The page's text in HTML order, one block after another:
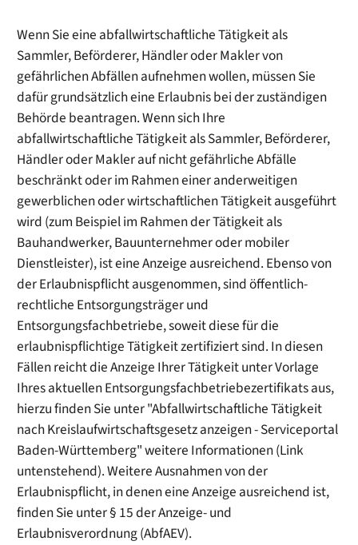
Wenn Sie eine abfallwirtschaftliche Tätigkeit als
Sammler, Beförderer, Händler oder Makler von
gefährlichen Abfällenaufnehmen wollen, müssen Sie
dafür grundsätzlich eine Erlaubnis bei der zuständigen
Behörde beantragen. Wenn sich Ihre
abfallwirtschaftliche Tätigkeit als Sammler, Beförderer,
Händler oder Makler auf nicht gefährliche Abfälle
beschränkt oder im Rahmen einer anderweitigen
gewerblichen oder wirtschaftlichen Tätigkeit ausgeführt
wird (zum Beispiel im Rahmen der Tätigkeit als
Bauhandwerker, Bauunternehmer oder mobiler
Dienstleister), ist eine Anzeige ausreichend. Ebenso von
der Erlaubnispflicht ausgenommen, sind öffentlich-
rechtliche Entsorgungsträger und
Entsorgungsfachbetriebe, soweit diese für die
erlaubnispflichtige Tätigkeit zertifiziert sind. In diesen
Fällen reicht die Anzeige Ihrer Tätigkeit unter Vorlage
Ihres aktuellen Entsorgungsfachbetriebezertifikats aus,
hierzu finden Sie unter "Abfallwirtschaftliche Tätigkeit
nach Kreislaufwirtschaftsgesetz anzeigen - Serviceportal
Baden-Württemberg" weitere Informationen (Link
untenstehend). Weitere Ausnahmen von der
Erlaubnispflicht, in denen eine Anzeige ausreichend ist,
finden Sie unter § 15 der Anzeige- und
Erlaubnisverordnung (AbfAEV).